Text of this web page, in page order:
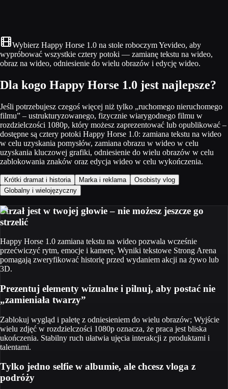
Wybierz Happy Horse 1.0 na stole roboczym Yevideo, aby
wypróbować wszystkie cztery potoki — zamianę tekstu na wideo,
obraz na wideo, odniesienie do wielu obrazów i edycję wideo.
Dla kogo Happy Horse 1.0 jest najlepsze?
Jeśli potrzebujesz czegoś więcej niż tylko „ruchomego nieruchomego
filmu” – ustrukturyzowanego, fizycznie wiarygodnego filmu w
rozdzielczości 1080p, który możesz zaprezentować lub opublikować –
dostępne są cztery potoki Happy Horse 1.0: zamiana tekstu na wideo
w celu uzyskania pomysłów, zamiana obrazu w wideo w celu
uzyskania kluczowej grafiki, odniesienie do wielu obrazów w celu
zablokowania znaków oraz edycja wideo w celu wykończenia.
Krótki dramat i historia Marka i reklama
Osobisty vlog
Globalny i wielojęzyczny
Strzał jest w twojej głowie – nie możesz jeszcze go
strzelić
Happy Horse 1.0 zamiana tekstu na wideo pozwala wcześnie
przećwiczyć rytm, emocje i kamerę. Wyniki tekstowe Strong Arena
pomagają zweryfikować historię przed wydaniem akcji na żywo lub
3D.
Prezentuj elementy wizualne i pilnuj, aby postać nie
„zamieniała twarzy”
Zablokuj wygląd i paletę z odniesieniem do wielu obrazów; Wyjście
wielu zdjęć w rozdzielczości 1080p oznacza, że ​​praca jest bliska
ukończenia. Stabilny ruch ułatwia ujęcia interakcji z produktami i
talentami.
Tylko jedno selfie w albumie, ale chcesz vloga z
podróży